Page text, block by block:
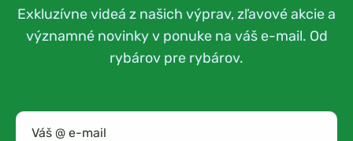
Exkluzívne videá z našich výprav, zľavové akcie a
významné novinky v ponuke na váš e-mail. Od
rybárov pre rybárov.